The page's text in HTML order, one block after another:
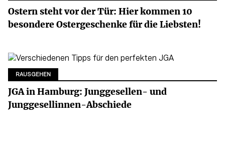
Ostern steht vor der Tür: Hier kommen 10
besondere Ostergeschenke für die Liebsten!
RAUSGEHEN
JGA in Hamburg: Junggesellen- und
Junggesellinnen-Abschiede